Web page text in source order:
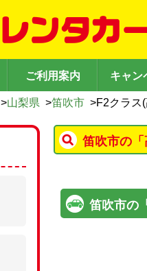
ご利用案内 キャン
>山梨県 >笛吹市 >F2クラス
笛吹市の
笛吹市の